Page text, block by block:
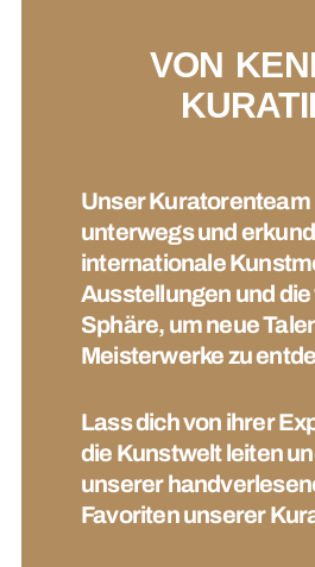
VON
Unser Kuratorenteam
unterwegs und
internationale
Ausstellungen und
Sphäre, um neue
Meisterwerke zu
Lass dich von ihrer
die Kunstwelt leiten
unserer
Favoriten unserer